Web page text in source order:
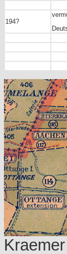
194?